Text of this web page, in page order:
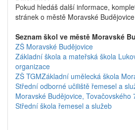
Pokud hledáš další informace,
stránek o městě Moravské Budějovice
Seznam škol ve městě Moravské
ZŠ Moravské Budějovice
Základní škola a mateřská škola
organizace
ZŠ TGMZákladní umělecká škola
Střední odborné učiliště řemesel a
Moravské Budějovice, Tovačovského
Střední škola řemesel a služeb